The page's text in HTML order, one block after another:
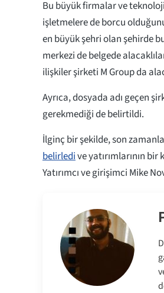
Bu büyük firmalar ve
işletmelere de borcu
en büyük şehri olan şehirde
merkezi de belgede
ilişkiler şirketi M Group da
Ayrıca, dosyada adı geçen
gerekmediği de belirtildi.
İlginç bir şekilde, son
belirledive yatırımlarının
Yatırımcı ve girişimci Mike